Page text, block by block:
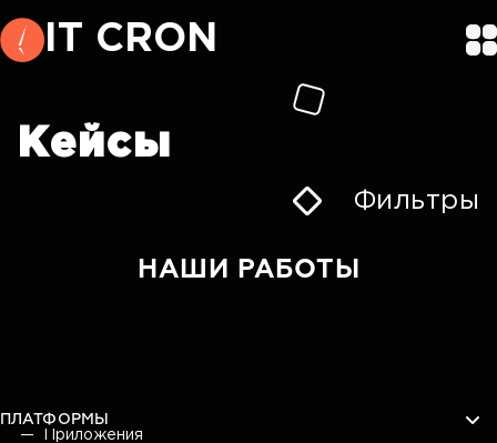
IT CRON
Кейсы
Фильтры
НАШИ РАБОТЫ
ПЛАТФОРМЫ
Приложения